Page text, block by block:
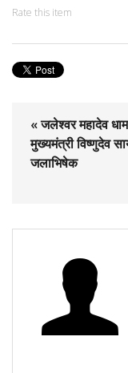
Rate this item
« जलेश्वर महादेव
मुख्यमंत्री विष्णुदेव
जलाभिषेक